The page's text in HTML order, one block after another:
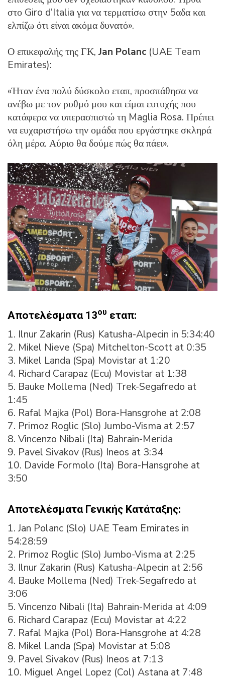
στο Giro d’Italia για να τερματίσω στην 5αδα και
ελπίζω ότι είναι ακόμα δυνατό».
Ο επικεφαλής της ΓΚ, Jan Polanc (UAE Team
Emirates):
«Ήταν ένα πολύ δύσκολο εταπ, προσπάθησα να
ανέβω με τον ρυθμό μου και είμαι ευτυχής που
κατάφερα να υπερασπιστώ τη Maglia Rosa. Πρέπει
να ευχαριστήσω την ομάδα που εργάστηκε σκληρά
όλη μέρα. Αύριο θα δούμε πώς θα πάει».
Αποτελέσματα 13ου εταπ:
1. Ilnur Zakarin (Rus) Katusha-Alpecin in 5:34:40
2. Mikel Nieve (Spa) Mitchelton-Scott at 0:35
3. Mikel Landa (Spa) Movistar at 1:20
4. Richard Carapaz (Ecu) Movistar at 1:38
5. Bauke Mollema (Ned) Trek-Segafredo at
1:45
6. Rafal Majka (Pol) Bora-Hansgrohe at 2:08
7. Primoz Roglic (Slo) Jumbo-Visma at 2:57
8. Vincenzo Nibali (Ita) Bahrain-Merida
9. Pavel Sivakov (Rus) Ineos at 3:34
10. Davide Formolo (Ita) Bora-Hansgrohe at
3:50
Αποτελέσματα Γενικής Κατάταξης:
1. Jan Polanc (Slo) UAE Team Emirates in
54:28:59
2. Primoz Roglic (Slo) Jumbo-Visma at 2:25
3. Ilnur Zakarin (Rus) Katusha-Alpecin at 2:56
4. Bauke Mollema (Ned) Trek-Segafredo at
3:06
5. Vincenzo Nibali (Ita) Bahrain-Merida at 4:09
6. Richard Carapaz (Ecu) Movistar at 4:22
7. Rafal Majka (Pol) Bora-Hansgrohe at 4:28
8. Mikel Landa (Spa) Movistar at 5:08
9. Pavel Sivakov (Rus) Ineos at 7:13
10. Miguel Angel Lopez (Col) Astana at 7:48